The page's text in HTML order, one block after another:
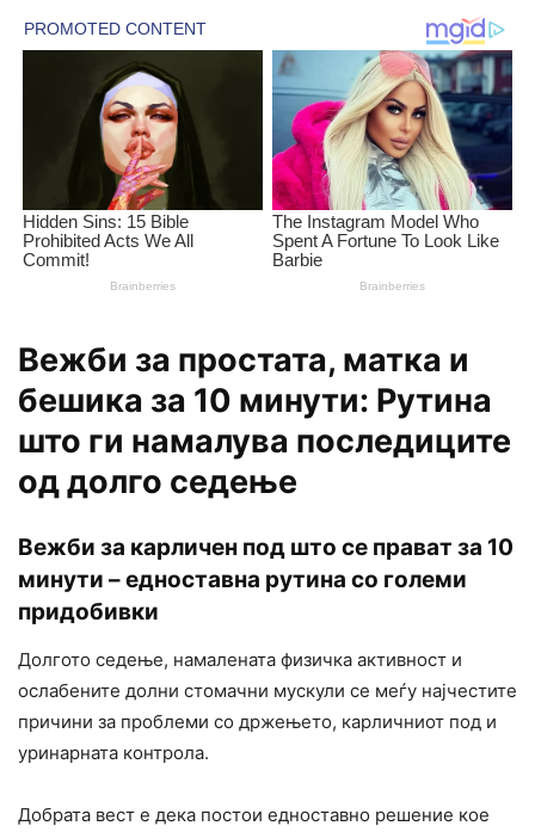
Вежби за простата, матка и
бешика за 10 минути: Рутинa
што ги намалува последиците
од долго седење
Вежби за карличен под што се прават за 10
минути – едноставна рутина со големи
придобивки
Долгото седење, намалената физичка активност и
ослабените долни стомачни мускули се меѓу најчестите
причини за проблеми со држењето, карличниот под и
уринарната контрола.
Добрата вест е дека постои едноставно решение кое